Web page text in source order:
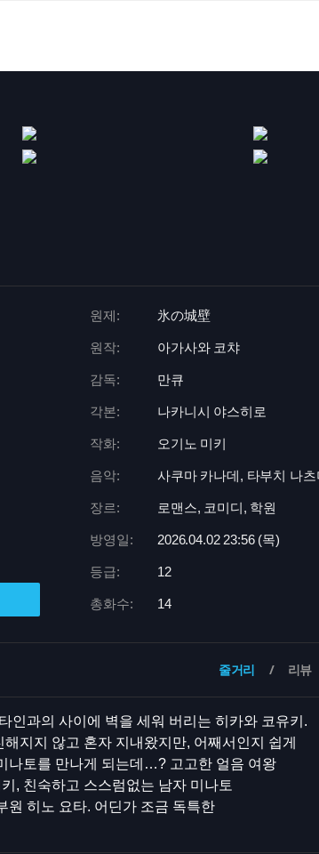
원제: 氷の城壁
원작: 아가사와 코챠
감독: 만큐
각본: 나카니시 야스히로
작화: 오기노 미키
음악: 사쿠마 카나데, 타부치 나츠
장르: 로맨스, 코미디, 학원
방영일: 2026.04.02 23:56 (목)
등급: 12
총화수: 14
줄거리 리뷰
인과의 사이에 벽을 세워 버리는 히카와 코유키.
지지 않고 혼자 지내왔지만, 어째서인지 쉽게
나토를 만나게 되는데…? 고고한 얼음 여왕
, 친숙하고 스스럼없는 남자 미나토
원 히노 요타. 어딘가 조금 독특한